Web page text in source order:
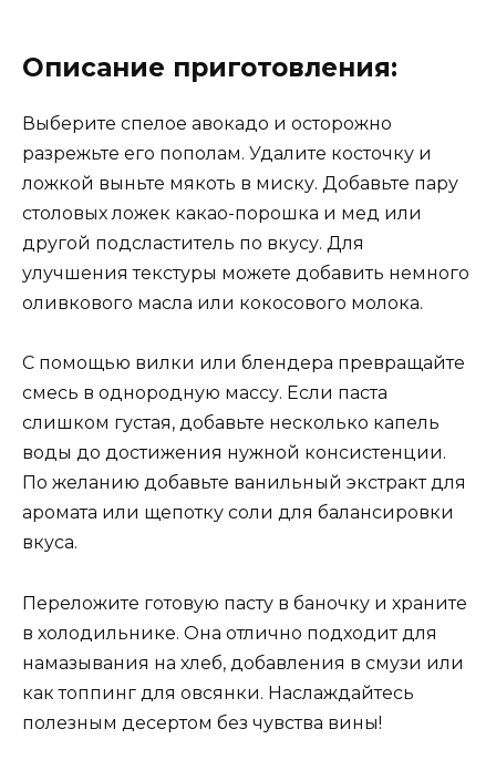
Описание приготовления:
Выберите спелое авокадо и осторожно
разрежьте его пополам. Удалите косточку и
ложкой выньте мякоть в миску. Добавьте пару
столовых ложек какао-порошка и мед или
другой подсластитель по вкусу. Для
улучшения текстуры можете добавить немного
оливкового масла или кокосового молока.
С помощью вилки или блендера превращайте
смесь в однородную массу. Если паста
слишком густая, добавьте несколько капель
воды до достижения нужной консистенции.
По желанию добавьте ванильный экстракт для
аромата или щепотку соли для балансировки
вкуса.
Переложите готовую пасту в баночку и храните
в холодильнике. Она отлично подходит для
намазывания на хлеб, добавления в смузи или
как топпинг для овсянки. Наслаждайтесь
полезным десертом без чувства вины!